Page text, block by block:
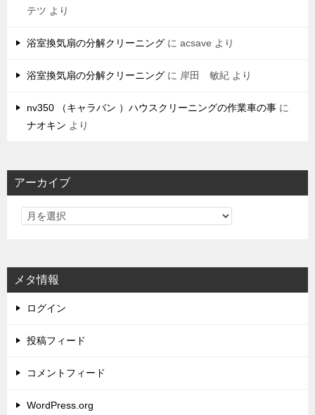
テツ より
浴室換気扇の分解クリーニング に acsave より
浴室換気扇の分解クリーニング に 岸田 敏紀 より
nv350 （キャラバン ）ハウスクリーニングの作業車の事 に
ナオキン より
アーカイブ
メタ情報
ログイン
投稿フィード
コメントフィード
WordPress.org